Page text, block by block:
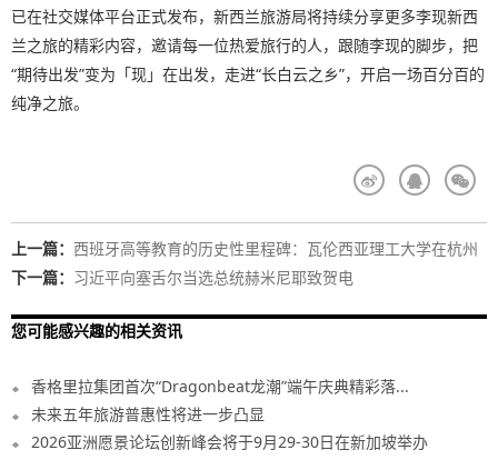
已在社交媒体平台正式发布，新西兰旅游局将持续分享更多李现新西
兰之旅的精彩内容，邀请每一位热爱旅行的人，跟随李现的脚步，把
“期待出发”变为「现」在出发，走进“长白云之乡”，开启一场百分百的
纯净之旅。
上一篇： 西班牙高等教育的历史性里程碑：瓦伦西亚理工大学在杭州
设立首个大学中心
下一篇： 习近平向塞舌尔当选总统赫米尼耶致贺电
您可能感兴趣的相关资讯
香格里拉集团首次“Dragonbeat龙潮”端午庆典精彩落...
未来五年旅游普惠性将进一步凸显
2026亚洲愿景论坛创新峰会将于9月29-30日在新加坡举办